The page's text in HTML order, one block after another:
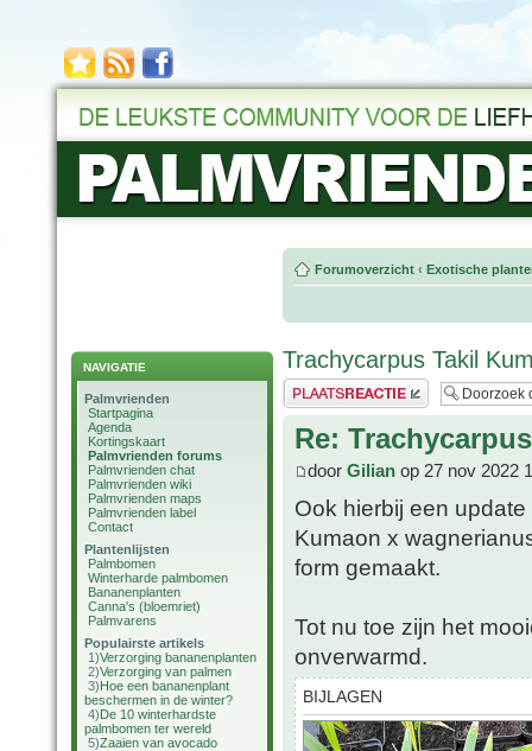
NAVIGATIE
Palmvrienden
Startpagina
Agenda
Kortingskaart
Palmvrienden forums
Palmvrienden chat
Palmvrienden wiki
Palmvrienden maps
Palmvrienden label
Contact
Plantenlijsten
Palmbomen
Winterharde palmbomen
Bananenplanten
Canna's (bloemriet)
Palmvarens
Populairste artikels
1)Verzorging bananenplanten
2)Verzorging van palmen
3)Hoe een bananenplant
beschermen in de winter?
4)De 10 winterhardste
palmbomen ter wereld
5)Zaaien van avocado
Forumoverzicht ‹ Exotische
Trachycarpus Takil
Plaats een reactie
Re:
door Gilian op 27 nov 2022
Ook hierbij een
Kumaon x
form gemaakt.
Tot nu toe zijn het
onverwarmd.
BIJLAGEN